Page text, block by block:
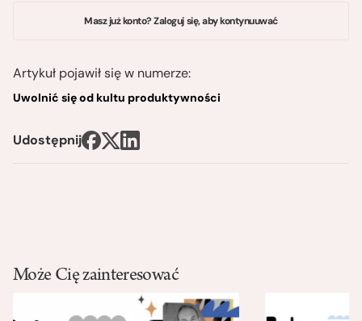
Masz już konto? Zaloguj się, aby kontynuuwać
Artykuł pojawił się w numerze:
Uwolnić się od kultu produktywności
Udostępnij
Może Cię zainteresować